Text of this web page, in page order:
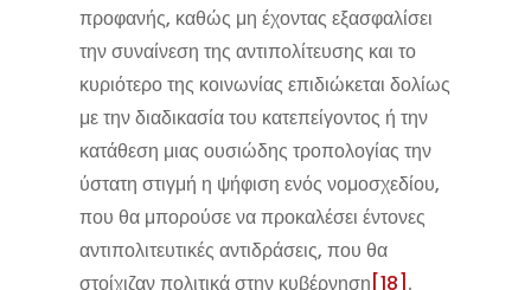
προφανής, καθώς μη έχοντας εξασφαλίσει
την συναίνεση της αντιπολίτευσης και το
κυριότερο της κοινωνίας επιδιώκεται δολίως
με την διαδικασία του κατεπείγοντος ή την
κατάθεση μιας ουσιώδης τροπολογίας την
ύστατη στιγμή η ψήφιση ενός νομοσχεδίου,
που θα μπορούσε να προκαλέσει έντονες
αντιπολιτευτικές αντιδράσεις, που θα
στοίχιζαν πολιτικά στην κυβέρνηση [18] .